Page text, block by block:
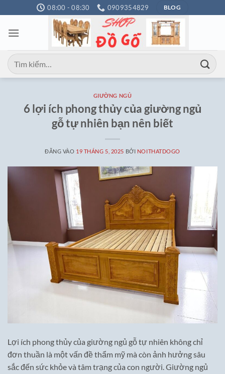
qua
nội
08:00 - 08:30 0909354829 BLOG
Tìm
kiếm:
GIƯỜNG NGỦ
6 lợi ích phong thủy của giường ngủ
gỗ tự nhiên bạn nên biết
ĐĂNG VÀO 19 THÁNG 5, 2025 BỞI NOITHATDOGO
Lợi ích phong thủy của giường ngủ gỗ tự nhiên không chỉ
đơn thuần là một vấn đề thẩm mỹ mà còn ảnh hưởng sâu
sắc đến sức khỏe và tâm trạng của con người. Giường ngủ